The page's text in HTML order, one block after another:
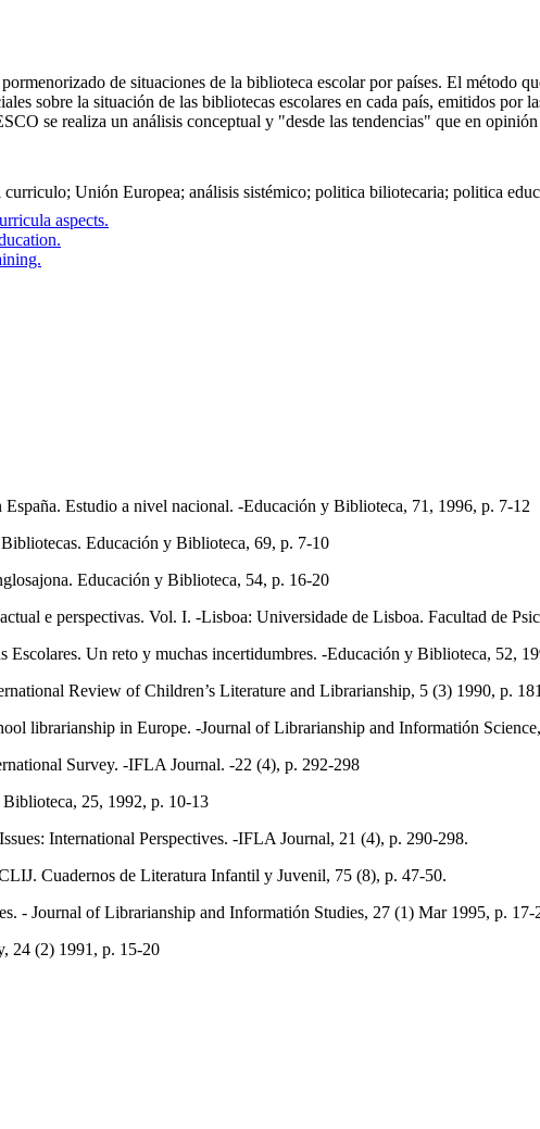
de situaciones de la biblioteca escolar por países. El método
sobre la situación de las bibliotecas escolares en cada país, emitidos
se realiza un análisis conceptual y "desde las tendencias" que en
Unión Europea; análisis sistémico; politica biliotecaria; politica
aspects.
Estudio a nivel nacional. -Educación y Biblioteca, 71, 1996, p. 7-12
Educación y Biblioteca, 69, p. 7-10
Educación y Biblioteca, 54, p. 16-20
e perspectivas. Vol. I. -Lisboa: Universidade de Lisboa. Facultad de
Un reto y muchas incertidumbres. -Educación y Biblioteca, 52,
Review of Children’s Literature and Librarianship, 5 (3) 1990, p.
librarianship in Europe. -Journal of Librarianship and Informatión
Survey. -IFLA Journal. -22 (4), p. 292-298
25, 1992, p. 10-13
International Perspectives. -IFLA Journal, 21 (4), p. 290-298.
Cuadernos de Literatura Infantil y Juvenil, 75 (8), p. 47-50.
- Journal of Librarianship and Informatión Studies, 27 (1) Mar 1995, p. 17-
24 (2) 1991, p. 15-20